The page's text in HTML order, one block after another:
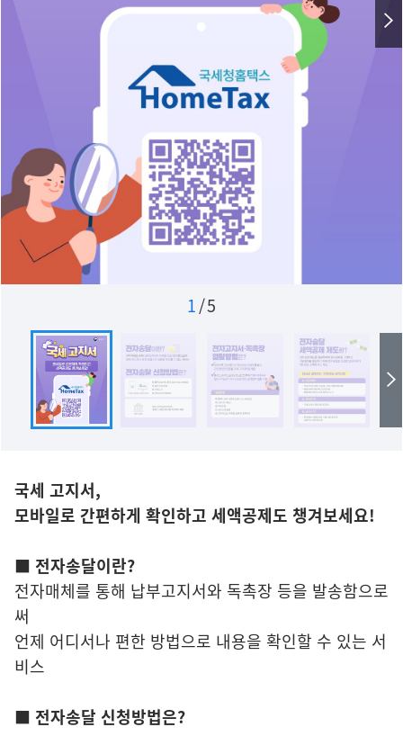
1/5
국세 고지서,
모바일로 간편하게 확인하고 세액공제도 챙겨보세요!
■ 전자송달이란?
전자매체를 통해 납부고지서와 독촉장 등을 발송함으로
써
언제 어디서나 편한 방법으로 내용을 확인할 수 있는 서
비스
■ 전자송달 신청방법은?